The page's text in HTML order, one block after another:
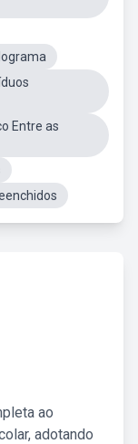
Entre as
ao
adotando